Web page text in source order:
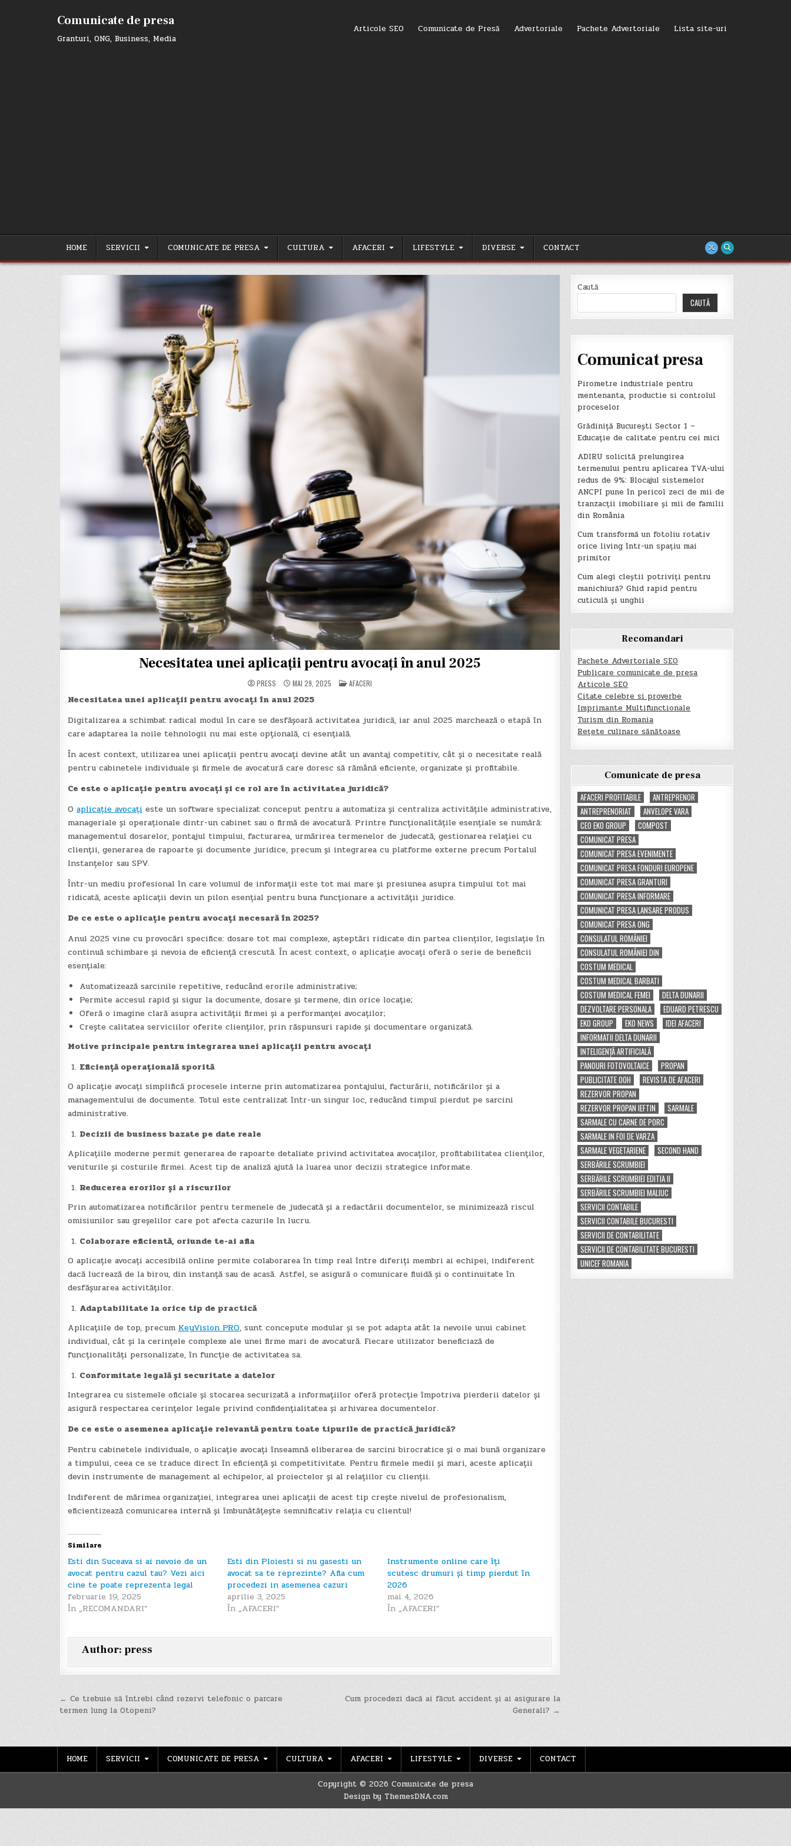
Comunicate de presa
Granturi, ONG, Business, Media
Articole SEO Comunicate de Presă Advertoriale Pachete Advertoriale Lista site-uri
HOME SERVICII COMUNICATE DE PRESA CULTURA AFACERI LIFESTYLE DIVERSE CONTACT
Necesitatea unei aplicații pentru avocați în anul 2025
PRESS MAI 29, 2025 POSTED
IN
AFACERI
Necesitatea unei aplicații pentru avocați în anul 2025
Digitalizarea a schimbat radical modul în care se desfășoară activitatea juridică, iar anul 2025 marchează o etapă în
care adaptarea la noile tehnologii nu mai este opțională, ci esențială.
În acest context, utilizarea unei aplicații pentru avocați devine atât un avantaj competitiv, cât și o necesitate reală
pentru cabinetele individuale și firmele de avocatură care doresc să rămână eficiente, organizate și profitabile.
Ce este o aplicație pentru avocați și ce rol are în activitatea juridică?
Oaplicație avocațieste un software specializat conceput pentru a automatiza și centraliza activitățile administrative,
manageriale și operaționale dintr-un cabinet sau o firmă de avocatură. Printre funcționalitățile esențiale se numără:
managementul dosarelor, pontajul timpului, facturarea, urmărirea termenelor de judecată, gestionarea relației cu
clienții, generarea de rapoarte și documente juridice, precum și integrarea cu platforme externe precum Portalul
Instanțelor sau SPV.
Într-un mediu profesional în care volumul de informații este tot mai mare și presiunea asupra timpului tot mai
ridicată, aceste aplicații devin un pilon esențial pentru buna funcționare a activității juridice.
De ce este o aplicație pentru avocați necesară în 2025?
Anul 2025 vine cu provocări specifice: dosare tot mai complexe, așteptări ridicate din partea clienților, legislație în
continuă schimbare și nevoia de eficiență crescută. În acest context, o aplicație avocați oferă o serie de beneficii
esențiale:
Automatizează sarcinile repetitive, reducând erorile administrative;
Permite accesul rapid și sigur la documente, dosare și termene, din orice locație;
Oferă o imagine clară asupra activității firmei și a performanței avocaților;
Crește calitatea serviciilor oferite clienților, prin răspunsuri rapide și documentare organizată.
Motive principale pentru integrarea unei aplicații pentru avocați
Eficiență operațională sporită
O aplicație avocați simplifică procesele interne prin automatizarea pontajului, facturării, notificărilor și a
managementului de documente. Totul este centralizat într-un singur loc, reducând timpul pierdut pe sarcini
administrative.
Decizii de business bazate pe date reale
Aplicațiile moderne permit generarea de rapoarte detaliate privind activitatea avocaților, profitabilitatea clienților,
veniturile și costurile firmei. Acest tip de analiză ajută la luarea unor decizii strategice informate.
Reducerea erorilor și a riscurilor
Prin automatizarea notificărilor pentru termenele de judecată și a redactării documentelor, se minimizează riscul
omisiunilor sau greșelilor care pot afecta cazurile în lucru.
Colaborare eficientă, oriunde te-ai afla
O aplicație avocați accesibilă online permite colaborarea în timp real între diferiți membri ai echipei, indiferent
dacă lucrează de la birou, din instanță sau de acasă. Astfel, se asigură o comunicare fluidă și o continuitate în
desfășurarea activităților.
Adaptabilitate la orice tip de practică
Aplicațiile de top, precumKeyVision PRO, sunt concepute modular și se pot adapta atât la nevoile unui cabinet
individual, cât și la cerințele complexe ale unei firme mari de avocatură. Fiecare utilizator beneficiază de
funcționalități personalizate, în funcție de activitatea sa.
Conformitate legală și securitate a datelor
Integrarea cu sistemele oficiale și stocarea securizată a informațiilor oferă protecție împotriva pierderii datelor și
asigură respectarea cerințelor legale privind confidențialitatea și arhivarea documentelor.
De ce este o asemenea aplicație relevantă pentru toate tipurile de practică juridică?
Pentru cabinetele individuale, o aplicație avocați înseamnă eliberarea de sarcini birocratice și o mai bună organizare
a timpului, ceea ce se traduce direct în eficiență și competitivitate. Pentru firmele medii și mari, aceste aplicații
devin instrumente de management al echipelor, al proiectelor și al relațiilor cu clienții.
Indiferent de mărimea organizației, integrarea unei aplicații de acest tip crește nivelul de profesionalism,
eficientizează comunicarea internă și îmbunătățește semnificativ relația cu clientul!
Similare
Esti din Suceava si ai nevoie de un
avocat pentru cazul tau? Vezi aici
cine te poate reprezenta legal
februarie 19, 2025
În „RECOMANDARI”
Esti din Ploiesti si nu gasesti un
avocat sa te reprezinte? Afla cum
procedezi in asemenea cazuri
aprilie 3, 2025
În „AFACERI”
Instrumente online care îți
scutesc drumuri și timp pierdut în
2026
mai 4, 2026
În „AFACERI”
Author: press
Navigare
în
Cum procedezi dacă ai făcut accident și ai asigurare la
Generali? →
← Ce trebuie să întrebi când rezervi telefonic o parcare
termen lung la Otopeni?
Caută
CAUTĂ
Comunicat presa
Pirometre industriale pentru
mentenanta, productie si controlul
proceselor
Grădiniță București Sector 1 –
Educație de calitate pentru cei mici
ADIRU solicită prelungirea
termenului pentru aplicarea TVA-ului
redus de 9%: Blocajul sistemelor
ANCPI pune în pericol zeci de mii de
tranzacții imobiliare și mii de familii
din România
Cum transformă un fotoliu rotativ
orice living într-un spațiu mai
primitor
Cum alegi cleștii potriviți pentru
manichiură? Ghid rapid pentru
cuticulă și unghii
Recomandari
Pachete Advertoriale SEO
Publicare comunicate de presa
Articole SEO
Citate celebre si proverbe
Imprimante Multifunctionale
Turism din Romania
Rețete culinare sănătoase
Comunicate de presa
AFACERI PROFITABILE
ANTREPRENOR
ANTREPRENORIAT
ANVELOPE VARA
CEO EKO GROUP
COMPOST
COMUNICAT PRESA
COMUNICAT PRESA EVENIMENTE
COMUNICAT PRESA FONDURI EUROPENE
COMUNICAT PRESA GRANTURI
COMUNICAT PRESA INFORMARE
COMUNICAT PRESA LANSARE PRODUS
COMUNICAT PRESA ONG
CONSULATUL ROMÂNIEI
CONSULATUL ROMÂNIEI DIN
COSTUM MEDICAL
COSTUM MEDICAL BARBATI
COSTUM MEDICAL FEMEI
DELTA DUNARII
DEZVOLTARE PERSONALA
EDUARD PETRESCU
EKO GROUP
EKO NEWS
IDEI AFACERI
INFORMATII DELTA DUNARII
INTELIGENȚĂ ARTIFICIALĂ
PANOURI FOTOVOLTAICE
PROPAN
PUBLICITATE OOH
REVISTA DE AFACERI
REZERVOR PROPAN
REZERVOR PROPAN IEFTIN
SARMALE
SARMALE CU CARNE DE PORC
SARMALE IN FOI DE VARZA
SARMALE VEGETARIENE
SECOND HAND
SERBĂRILE SCRUMBIEI
SERBĂRILE SCRUMBIEI EDITIA II
SERBĂRILE SCRUMBIEI MALIUC
SERVICII CONTABILE
SERVICII CONTABILE BUCURESTI
SERVICII DE CONTABILITATE
SERVICII DE CONTABILITATE BUCURESTI
UNICEF ROMANIA
HOME SERVICII COMUNICATE DE PRESA CULTURA AFACERI LIFESTYLE DIVERSE CONTACT
Copyright © 2026 Comunicate de presa
Design by ThemesDNA.com